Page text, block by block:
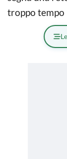
troppo tempo